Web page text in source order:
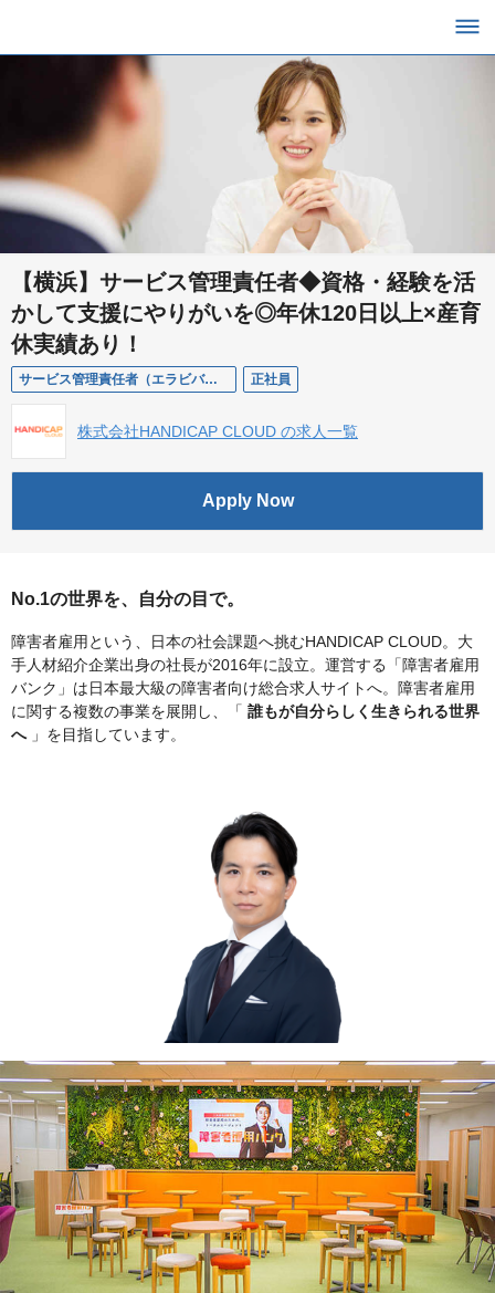
【横浜】サービス管理責任者◆資格・経験を活
かして支援にやりがいを◎年休120日以上×産育
休実績あり！
サービス管理責任者（エラビバ就労移行 横浜センター） 正社員
株式会社HANDICAP CLOUD の求人一覧
Apply Now
No.1の世界を、自分の目で。
障害者雇用という、日本の社会課題へ挑むHANDICAP CLOUD。大
手人材紹介企業出身の社長が2016年に設立。運営する「障害者雇用
バンク」は日本最大級の障害者向け総合求人サイトへ。障害者雇用
に関する複数の事業を展開し、「 誰もが自分らしく生きられる世界
へ」を目指しています。